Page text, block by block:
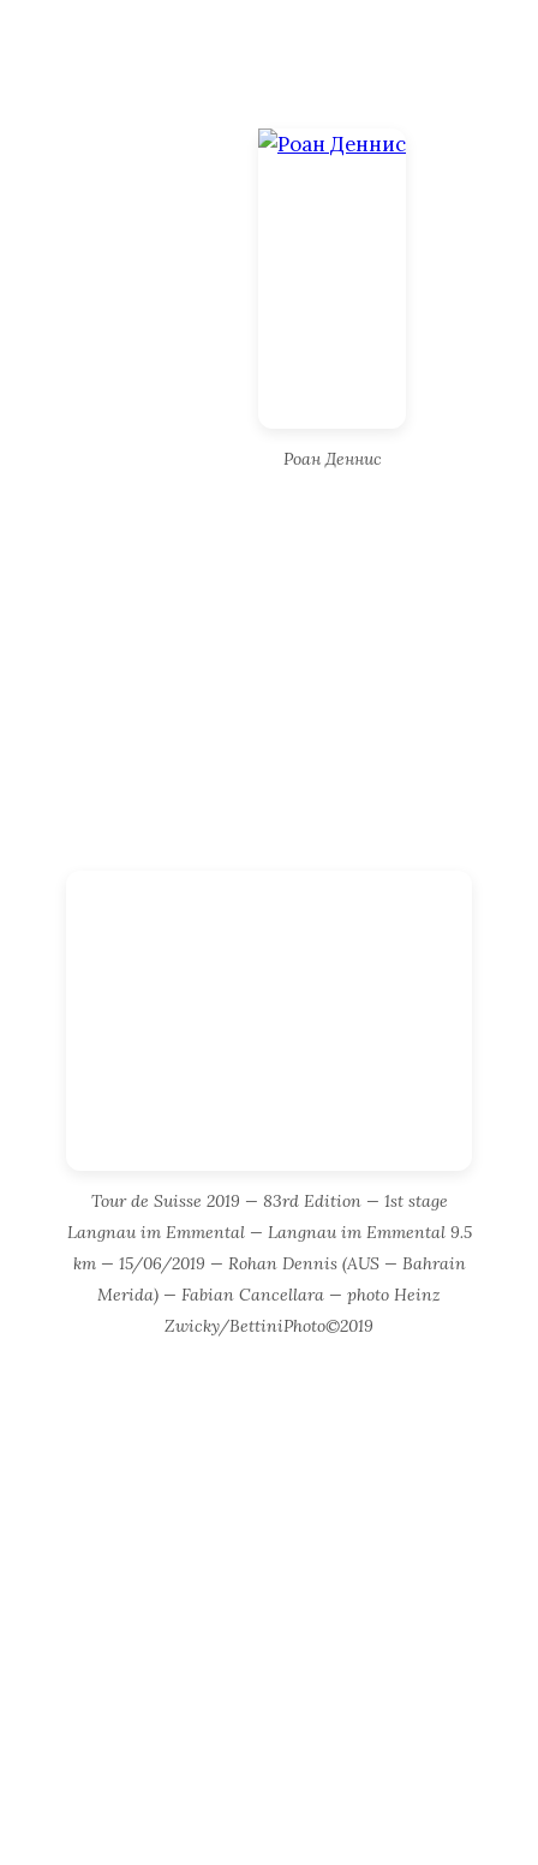
Роан Деннис
Tour de Suisse 2019 — 83rd Edition — 1st stage
Langnau im Emmental — Langnau im Emmental 9.5
km — 15/06/2019 — Rohan Dennis (AUS — Bahrain
Merida) — Fabian Cancellara — photo Heinz
Zwicky/BettiniPhoto©2019